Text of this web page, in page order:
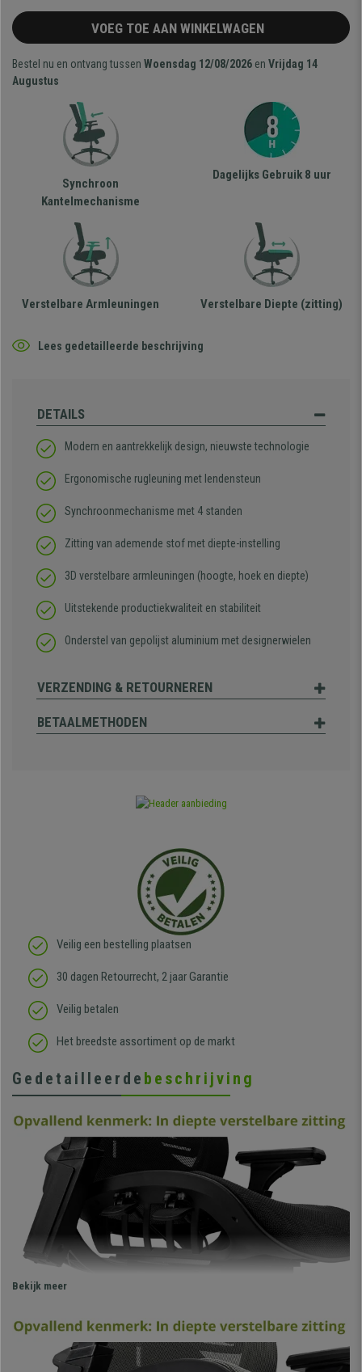
VOEG TOE AAN WINKELWAGEN
Bestel nu en ontvang tussen Woensdag 12/08/2026 en Vrijdag 14
Augustus
Synchroon
Kantelmechanisme
Dagelijks Gebruik 8 uur
Verstelbare Armleuningen Verstelbare Diepte (zitting)
Lees gedetailleerde beschrijving
DETAILS
Modern en aantrekkelijk design, nieuwste technologie
Ergonomische rugleuning met lendensteun
Synchroonmechanisme met 4 standen
Zitting van ademende stof met diepte-instelling
3D verstelbare armleuningen (hoogte, hoek en diepte)
Uitstekende productiekwaliteit en stabiliteit
Onderstel van gepolijst aluminium met designerwielen
VERZENDING & RETOURNEREN
BETAALMETHODEN
Veilig een bestelling plaatsen
30 dagen Retourrecht, 2 jaar Garantie
Veilig betalen
Het breedste assortiment op de markt
Gedetailleerde beschrijving
Bekijk meer